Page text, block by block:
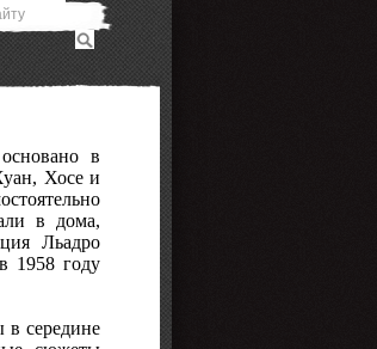
в
Хосе и
в дома,
Льадро
1958 году
в середине